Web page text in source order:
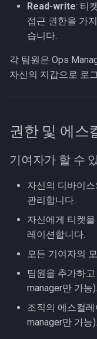
Read-write: 티
접근 권한을 가
습니다.
각 팀원은 Ops
자신의 지갑으로 로
권한 및 에스
기여자가 할 수
자신의 디바이
관리합니다.
자신에게 티켓
레이션합니다.
모든 기여자의
팀원을 추가하
manager만 가능).
조직의 에스컬
manager만 가능).